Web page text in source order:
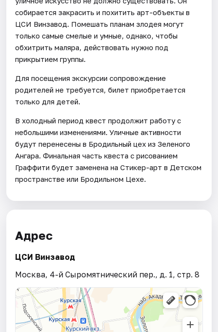
собирается закрасить и похитить арт-объекты в
ЦСИ Винзавод. Помешать планам злодея могут
только самые смелые и умные, однако, чтобы
обхитрить маляра, действовать нужно под
прикрытием группы.
Для посещения экскурсии сопровождение
родителей не требуется, билет приобретается
только для детей.
В холодный период квест продолжит работу с
небольшими изменениями. Уличные активности
будут перенесены в Бродильный цех из Зеленого
Ангара. Финальная часть квеста с рисованием
Граффити будет заменена на Стикер-арт в Детском
пространстве или Бродильном Цехе.
Адрес
ЦСИ Винзавод
Москва, 4-й Сыромятнический пер., д. 1, стр. 8